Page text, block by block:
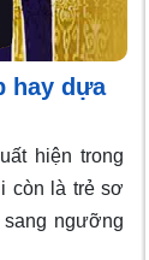
hay dựa
hiện trong
còn là trẻ sơ
ngưỡng